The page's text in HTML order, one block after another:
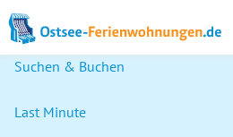
Suchen & Buchen
Last Minute